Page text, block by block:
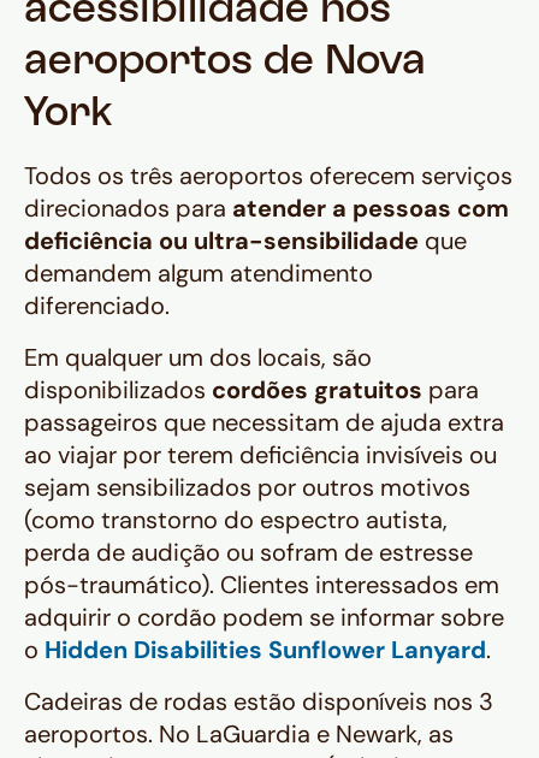
acessibilidade nos
aeroportos de Nova
York
Todos os três aeroportos oferecem serviços
direcionados para atender a pessoas com
deficiência ou ultra-sensibilidade que
demandem algum atendimento
diferenciado.
Em qualquer um dos locais, são
disponibilizados cordões gratuitos para
passageiros que necessitam de ajuda extra
ao viajar por terem deficiência invisíveis ou
sejam sensibilizados por outros motivos
(como transtorno do espectro autista,
perda de audição ou sofram de estresse
pós-traumático). Clientes interessados em
adquirir o cordão podem se informar sobre
o Hidden Disabilities Sunflower Lanyard.
Cadeiras de rodas estão disponíveis nos 3
aeroportos. No LaGuardia e Newark, as